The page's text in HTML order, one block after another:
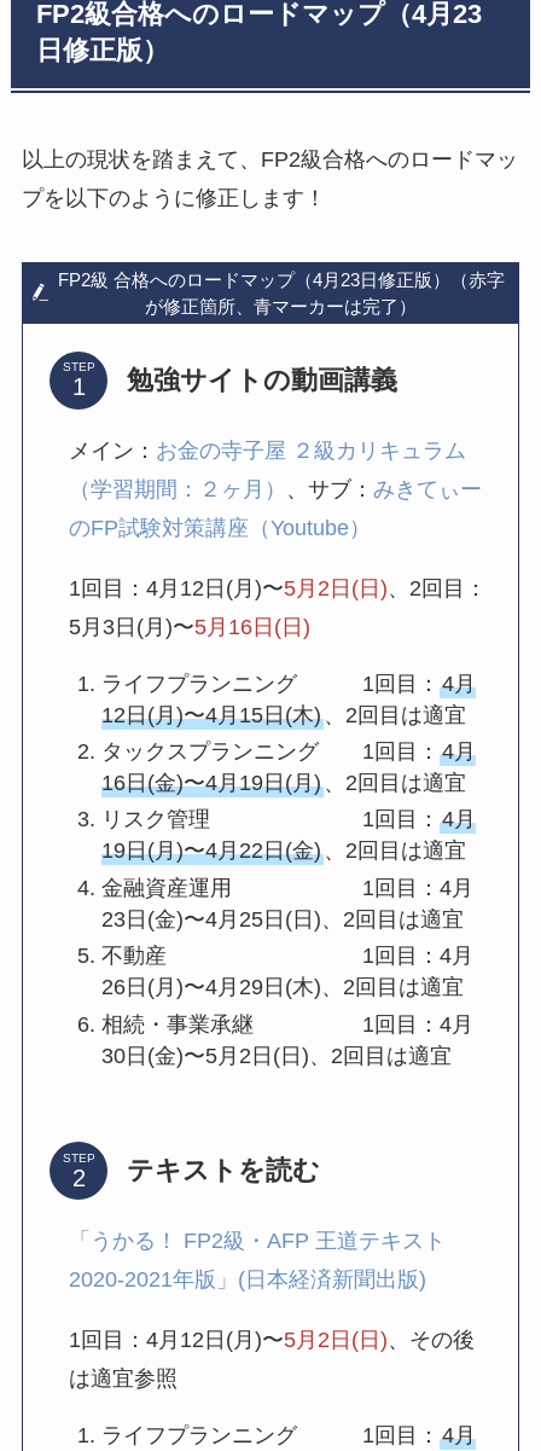
FP2級合格へのロードマップ（4月23
日修正版）
以上の現状を踏まえて、FP2級合格へのロードマッ
プを以下のように修正します！
FP2級 合格へのロードマップ（4月23日修正版）（赤字
が修正箇所、青マーカーは完了）
STEP 勉強サイトの動画講義
メイン： お金の寺子屋 ２級カリキュラム
（学習期間：２ヶ月） 、サブ：みきてぃー
のFP試験対策講座（Youtube）
1回目：4月12日(月)〜5月2日(日)、2回目：
5月3日(月)〜5月16日(日)
ライフプランニング 1回目：4月
12日(月)〜4月15日(木)、2回目は適宜
タックスプランニング 1回目：4月
16日(金)〜4月19日(月)、2回目は適宜
リスク管理 1回目：4月
19日(月)〜4月22日(金)、2回目は適宜
金融資産運用 1回目：4月
23日(金)〜4月25日(日)、2回目は適宜
不動産 1回目：4月
26日(月)〜4月29日(木)、2回目は適宜
相続・事業承継 1回目：4月
30日(金)〜5月2日(日)、2回目は適宜
STEP テキストを読む
「うかる！ FP2級・AFP 王道テキスト
2020-2021年版」(日本経済新聞出版)
1回目：4月12日(月)〜5月2日(日)、その後
は適宜参照
ライフプランニング 1回目：4月